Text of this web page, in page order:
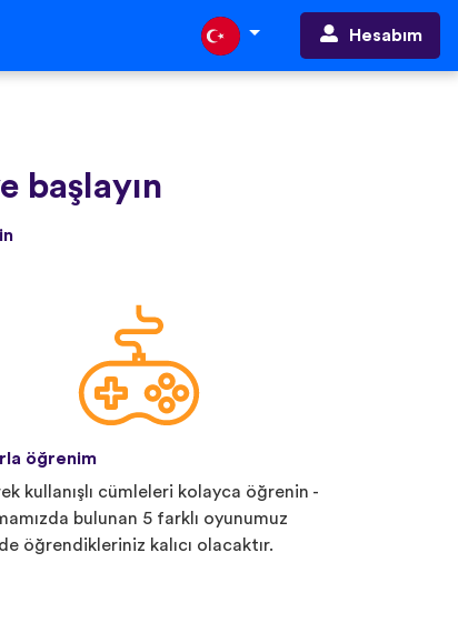
Hesabım
başlayın
öğrenim
kullanışlı cümleleri kolayca öğrenin -
bulunan 5 farklı oyunumuz
öğrendikleriniz kalıcı olacaktır.